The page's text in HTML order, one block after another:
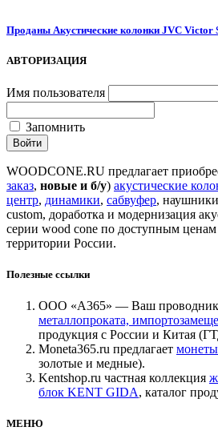
Проданы Акустические колонки JVC Victor
АВТОРИЗАЦИЯ
Имя пользователя
Запомнить
WOODCONE.RU предлагает
заказ, новые и б/у) акустические
центр, динамики, сабвуфер,
custom, доработка и модернизация
серии wood cone по доступным ценам
территории России.
Полезные ссылки
ООО «А365» — Ваш проводник
металлопроката,
продукция с России и Китая
Moneta365.ru предлагает
золотые и медные).
Kentshop.ru частная коллекция
блок KENT GIDA, каталог
МЕНЮ